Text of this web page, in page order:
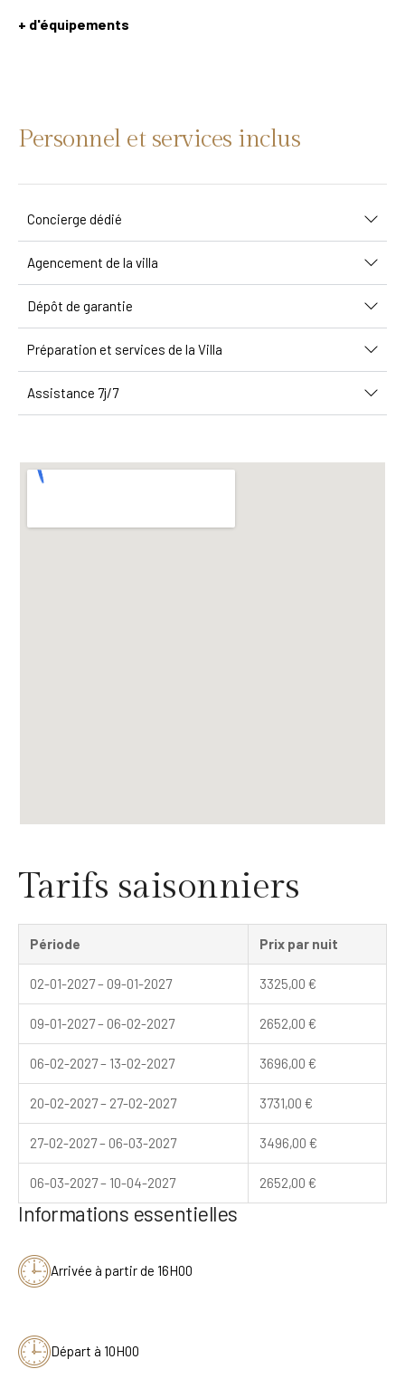
+ d'équipements
Personnel et services inclus
Concierge dédié
Agencement de la villa
Dépôt de garantie
Préparation et services de la Villa
Assistance 7j/7
Tarifs saisonniers
Période Prix par nuit
02-01-2027 – 09-01-2027 3325,00 €
09-01-2027 – 06-02-2027 2652,00 €
06-02-2027 – 13-02-2027 3696,00 €
20-02-2027 – 27-02-2027 3731,00 €
27-02-2027 – 06-03-2027 3496,00 €
06-03-2027 – 10-04-2027 2652,00 €
Informations essentielles
Arrivée à partir de 16H00
Départ à 10H00